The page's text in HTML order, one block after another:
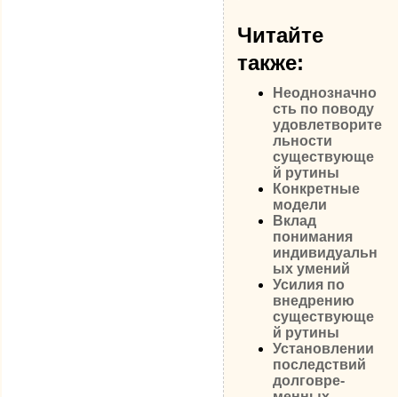
Читайте
также:
Неоднозначно
сть по поводу
удовлетворите
льности
существующе
й рутины
Конкретные
модели
Вклад
понимания
индивидуальн
ых уме­ний
Усилия по
внедрению
существующе
й рутины
Установлении
последствий
долговре­